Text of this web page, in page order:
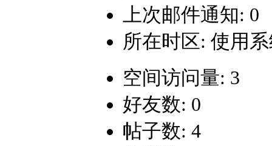
上次邮件通知: 0
所在时区: 使用
空间访问量: 3
好友数: 0
帖子数: 4